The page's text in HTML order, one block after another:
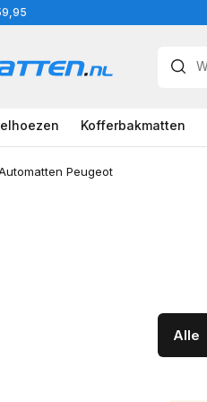
Kofferbakmatten
Peugeot
Alle